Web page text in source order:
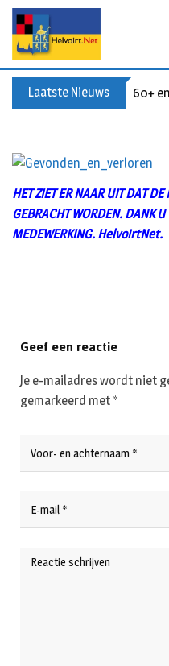
Skip
content
Laatste Nieuws 60+
HET ZIET ER NAAR UIT DAT DE
GEBRACHT WORDEN. DANK
MEDEWERKING. HelvoirtNet.
Geef een reactie
Je e-mailadres wordt niet
gemarkeerd met *